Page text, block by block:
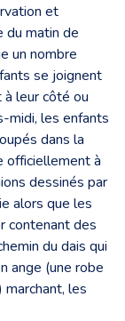
et
du matin de
un nombre
se joignent
leur côté ou
midi, les enfants
dans la
officiellement à
dessinés par
alors que les
contenant des
du dais qui
ange (une robe
les